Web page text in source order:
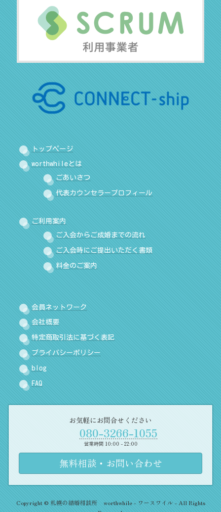
トップページ
worthwhileとは
ごあいさつ
代表カウンセラープロフィール
ご利用案内
ご入会からご成婚までの流れ
ご入会時にご提出いただく書類
料金のご案内
会員ネットワーク
会社概要
特定商取引法に基づく表記
プライバシーポリシー
blog
FAQ
お気軽にお問合せください
080-3266-1055
営業時間 10:00 - 22:00
無料相談・お問い合わせ
Copyright © 札幌の結婚相談所 worthwhile - ワースワイル - All Rights